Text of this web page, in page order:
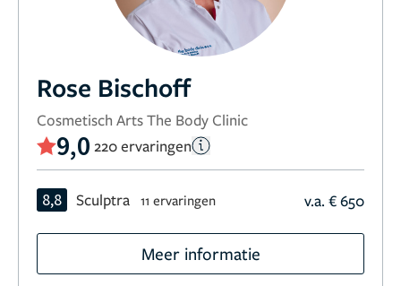
Rose Bischoff
Cosmetisch Arts The Body Clinic
9,0 220 ervaringen
8,8 Sculptra 11 ervaringen v.a. € 650
Meer informatie